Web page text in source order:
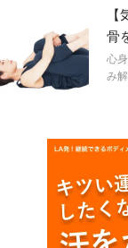
も
の
骨
心
み